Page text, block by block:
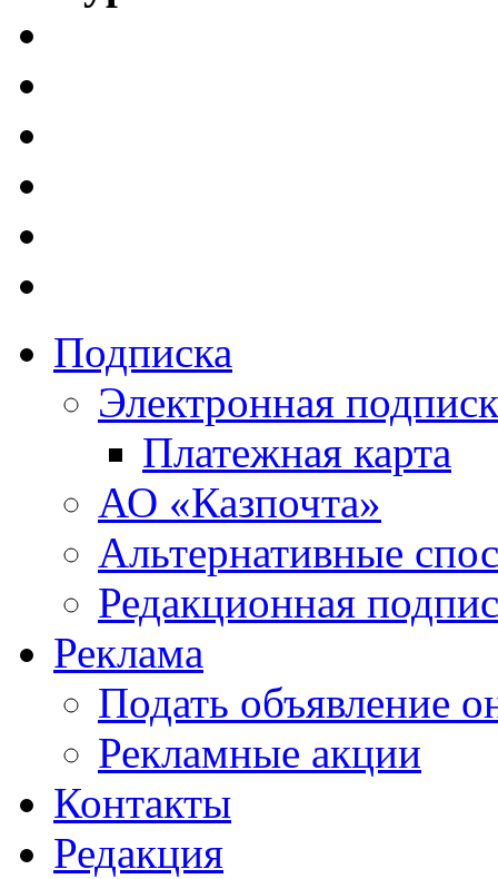
Подписка
Электронная
Платежная карта
АО «Казпочта»
Альтернативные
Редакционная
Реклама
Подать объявление
Рекламные акции
Контакты
Редакция